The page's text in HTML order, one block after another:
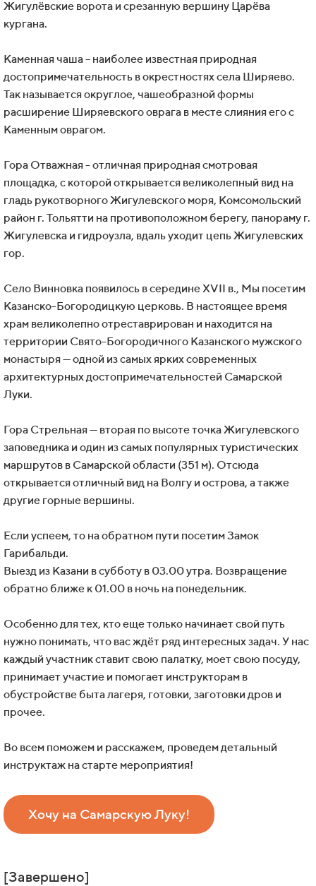
Жигулёвские ворота и срезанную вершину Царёва
кургана.
Каменная чаша – наиболее известная природная
достопримечательность в окрестностях села Ширяево.
Так называется округлое, чашеобразной формы
расширение Ширяевского оврага в месте слияния его с
Каменным оврагом.
Гора Отважная - отличная природная смотровая
площадка, с которой открывается великолепный вид на
гладь рукотворного Жигулевского моря, Комсомольский
район г. Тольятти на противоположном берегу, панораму г.
Жигулевска и гидроузла, вдаль уходит цепь Жигулевских
гор.
Село Винновка появилось в середине XVII в., Мы посетим
Казанско-Богородицкую церковь. В настоящее время
храм великолепно отреставрирован и находится на
территории Свято-Богородичного Казанского мужского
монастыря — одной из самых ярких современных
архитектурных достопримечательностей Самарской
Луки.
Гора Стрельная — вторая по высоте точка Жигулевского
заповедника и один из самых популярных туристических
маршрутов в Самарской области (351 м). Отсюда
открывается отличный вид на Волгу и острова, а также
другие горные вершины.
Если успеем, то на обратном пути посетим Замок
Гарибальди.
Выезд из Казани в субботу в 03.00 утра. Возвращение
обратно ближе к 01.00 в ночь на понедельник.
Особенно для тех, кто еще только начинает свой путь
нужно понимать, что вас ждёт ряд интересных задач. У нас
каждый участник ставит свою палатку, моет свою посуду,
принимает участие и помогает инструкторам в
обустройстве быта лагеря, готовки, заготовки дров и
прочее.
Во всем поможем и расскажем, проведем детальный
инструктаж на старте мероприятия!
Хочу на Самарскую Луку!
[Завершено]